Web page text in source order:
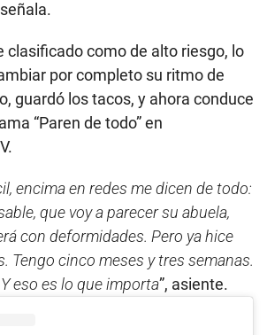
señala.
clasificado como de alto riesgo, lo
por completo su ritmo de
guardó los tacos, y ahora conduce
“Paren de todo” en
encima en redes me dicen de todo:
que voy a parecer su abuela,
con deformidades. Pero ya hice
Tengo cinco meses y tres semanas.
eso es lo que importa”, asiente.